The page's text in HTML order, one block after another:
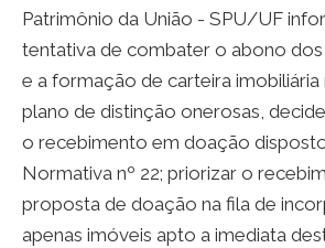
Patrimônio da União - SPU/UF
tentativa de combater o abono
e a formação de carteira imobiliária
plano de distinção onerosas,
o recebimento em doação
Normativa nº 22; priorizar o
proposta de doação na fila de
apenas imóveis apto a imediata